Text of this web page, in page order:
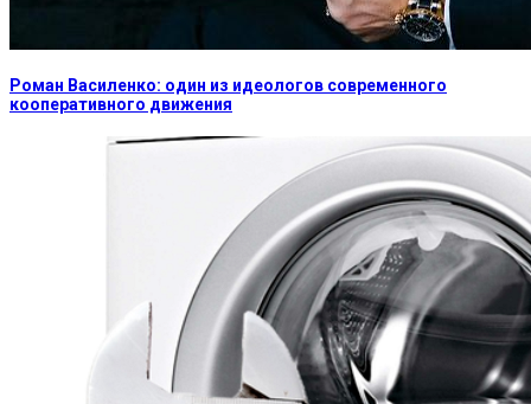
Роман Василенко: один из идеологов современного
кооперативного движения